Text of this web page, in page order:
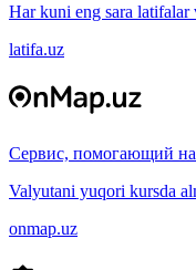
Har kuni eng sara
latifa.uz
Сервис, помогающий
Valyutani yuqori kursda
onmap.uz